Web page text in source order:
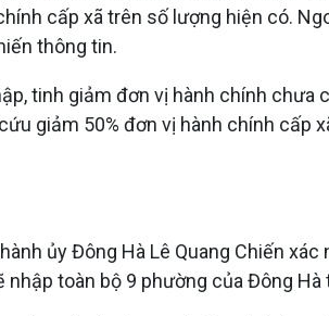
cấp xã trên số lượng hiện có.
thông tin.
tinh giảm đơn vị hành chính
giảm 50% đơn vị hành chính cấp
ủy Đông Hà Lê Quang Chiến
toàn bộ 9 phường của Đông